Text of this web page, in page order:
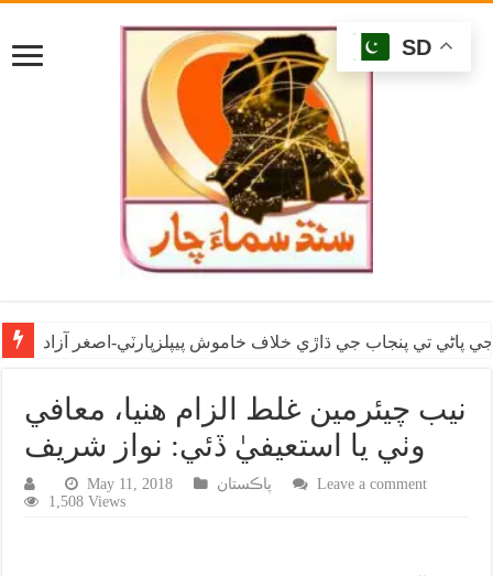
پاڻي تي پنجاب جي ڌاڙي خلاف خاموش پيپلزپارٽي-اصغر آزاد
نيب چيئرمين غلط الزام هنيا، معافي
وٺي يا استعيفيٰ ڏئي: نواز شريف
May 11, 2018 پاڪستان
Leave a comment
1,508 Views
SD